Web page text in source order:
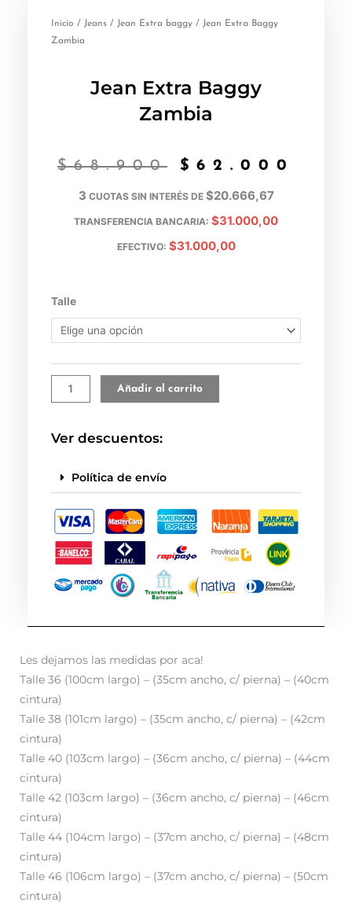
Inicio / Jeans / Jean Extra baggy / Jean Extra Baggy
Zambia
Jean Extra Baggy
Zambia
$68.900
El
precio
original
era:
$ 62.000
3 CUOTAS SIN INTERÉS DE $20.666,67
TRANSFERENCIA BANCARIA: $31.000,00
EFECTIVO: $31.000,00
Talle
Jean
Extra
Baggy
cantidad
Añadir al carrito
Ver descuentos:
Política de envío
Les dejamos las medidas por aca!
Talle 36 (100cm largo) – (35cm ancho, c/ pierna) – (40cm
cintura)
Talle 38 (101cm largo) – (35cm ancho, c/ pierna) – (42cm
cintura)
Talle 40 (103cm largo) – (36cm ancho, c/ pierna) – (44cm
cintura)
Talle 42 (103cm largo) – (36cm ancho, c/ pierna) – (46cm
cintura)
Talle 44 (104cm largo) – (37cm ancho, c/ pierna) – (48cm
cintura)
Talle 46 (106cm largo) – (37cm ancho, c/ pierna) – (50cm
cintura)